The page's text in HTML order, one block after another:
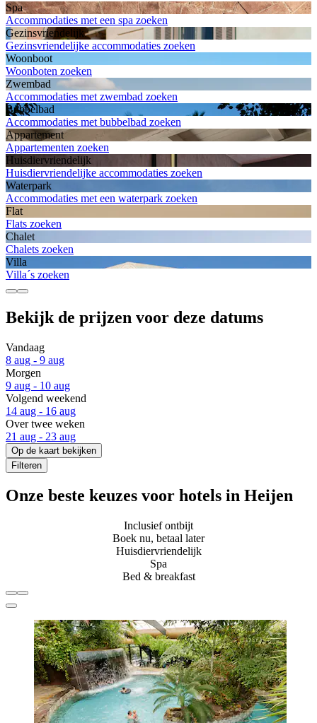
Spa
Accommodaties met een spa zoeken
Gezinsvriendelijk
Gezinsvriendelijke accommodaties zoeken
Woonboot
Woonboten zoeken
Zwembad
Accommodaties met zwembad zoeken
Bubbelbad
Accommodaties met bubbelbad zoeken
Appartement
Appartementen zoeken
Huisdiervriendelijk
Huisdiervriendelijke accommodaties zoeken
Waterpark
Accommodaties met een waterpark zoeken
Flat
Flats zoeken
Chalet
Chalets zoeken
Villa
Villa´s zoeken
Bekijk de prijzen voor deze datums
Vandaag
8 aug - 9 aug
Morgen
9 aug - 10 aug
Volgend weekend
14 aug - 16 aug
Over twee weken
21 aug - 23 aug
Op de kaart bekijken
Filteren
Onze beste keuzes voor hotels in Heijen
Inclusief ontbijt
Boek nu, betaal later
Huisdiervriendelijk
Spa
Bed & breakfast